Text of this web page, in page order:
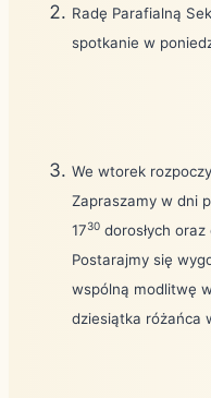
Radę Parafialną
spotkanie w
We wtorek
Zapraszamy w dni
1730 dorosłych oraz
Postarajmy się
wspólną modlitwę
dziesiątka różańca